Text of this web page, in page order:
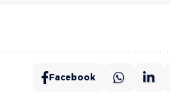
Facebook